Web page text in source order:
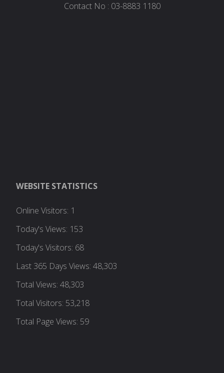
Contact No : 03-8883 1180
WEBSITE STATISTICS
Online Visitors: 1
Today's Views: 153
Today's Visitors: 68
Last 365 Days Views:48,303
Total Views:48,303
Total Visitors: 53,218
Total Page Views: 59